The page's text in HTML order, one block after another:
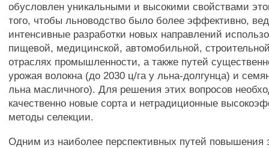
обусловлен уникальными и высокими свойствами
того, чтобы льноводство было более эффективно,
интенсивные разработки новых направлений
пищевой, медицинской, автомобильной,
отраслях промышленности, а также путей
урожая волокна (до 2030 ц/га у льна-долгунца) и
льна масличного). Для решения этих вопросов
качественно новые сорта и нетрадиционные
методы селекции.
Одним из наиболее перспективных путей повышения